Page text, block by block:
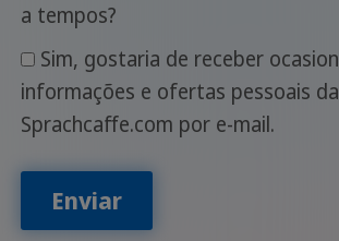
a tempos?
informações e ofertas pessoais da
Sprachcaffe.com por e-mail.
Enviar